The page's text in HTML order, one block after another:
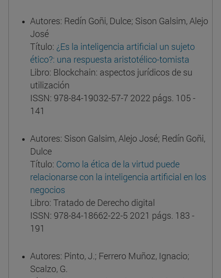
Autores: Redín Goñi, Dulce; Sison Galsim, Alejo
José
Título: ¿Es la inteligencia artificial un sujeto
ético?: una respuesta aristotélico-tomista
Libro: Blockchain: aspectos jurídicos de su
utilización
ISSN: 978-84-19032-57-7 2022 págs. 105 -
141
Autores: Sison Galsim, Alejo José; Redín Goñi,
Dulce
Título: Como la ética de la virtud puede
relacionarse con la inteligencia artificial en los
negocios
Libro: Tratado de Derecho digital
ISSN: 978-84-18662-22-5 2021 págs. 183 -
191
Autores: Pinto, J.; Ferrero Muñoz, Ignacio;
Scalzo, G.